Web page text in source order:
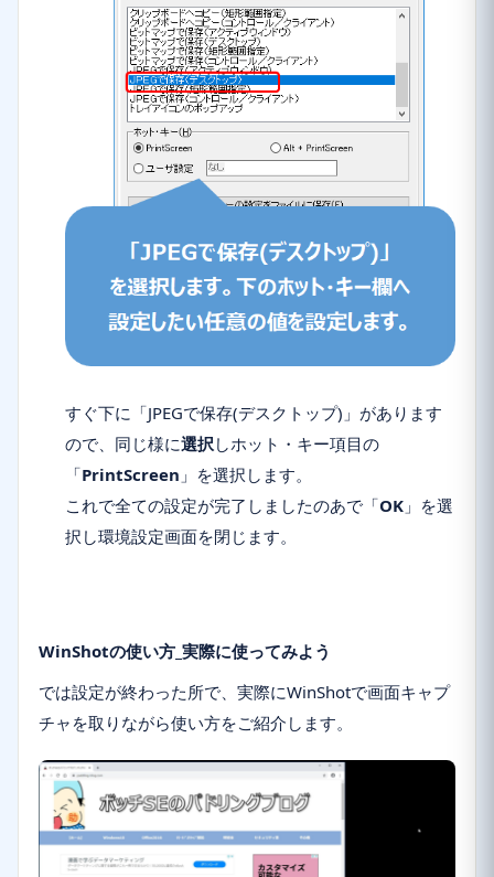
すぐ下に「JPEGで保存(デスクトップ) 」があります
ので、同じ様に選択しホット・キー項目の
「PrintScreen 」を選択します。
これで全ての設定が完了しましたのあで「OK 」を選
択し環境設定画面を閉じます。
WinShotの使い方_実際に使ってみよう
では設定が終わった所で、実際にWinShotで画面キャプ
チャを取りながら使い方をご紹介します。